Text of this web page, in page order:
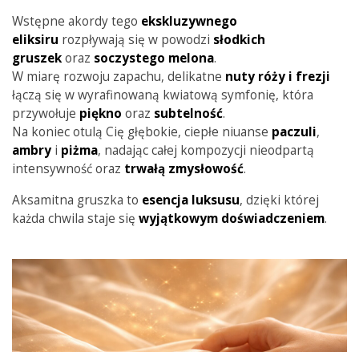
Wstępne akordy tego ekskluzywnego
eliksiru rozpływają się w powodzi słodkich
gruszekoraz soczystego melona.
W miarę rozwoju zapachu, delikatne nuty róży i frezji
łączą się w wyrafinowaną kwiatową symfonię, która
przywołuje piękno oraz subtelność.
Na koniec otulą Cię głębokie, ciepłe niuanse paczuli,
ambry i piżma, nadając całej kompozycji nieodpartą
intensywność oraz trwałą zmysłowość.
Aksamitna gruszka to esencja luksusu, dzięki której
każda chwila staje się wyjątkowym doświadczeniem.